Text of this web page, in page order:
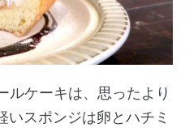
ルケーキは、思ったより
スポンジは卵とハチミ